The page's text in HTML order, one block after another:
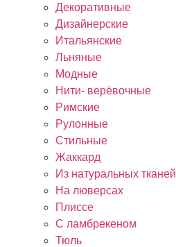
Декоративные
Дизайнерские
Итальянские
Льняные
Модные
Нити- верёвочные
Римские
Рулонные
Стильные
Жаккард
Из натуральных тканей
На люверсах
Плиссе
С ламбрекеном
Тюль